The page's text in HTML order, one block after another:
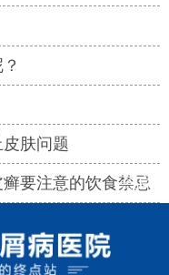
肤问题
要注意的饮食禁忌
热点